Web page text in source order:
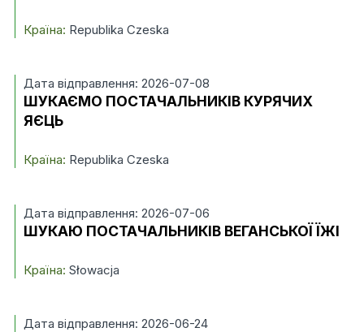
Країна: Republika Czeska
Дата відправлення: 2026-07-08
ШУКАЄМО ПОСТАЧАЛЬНИКІВ КУРЯЧИХ
ЯЄЦЬ
Країна: Republika Czeska
Дата відправлення: 2026-07-06
ШУКАЮ ПОСТАЧАЛЬНИКІВ ВЕГАНСЬКОЇ ЇЖІ
Країна: Słowacja
Дата відправлення: 2026-06-24